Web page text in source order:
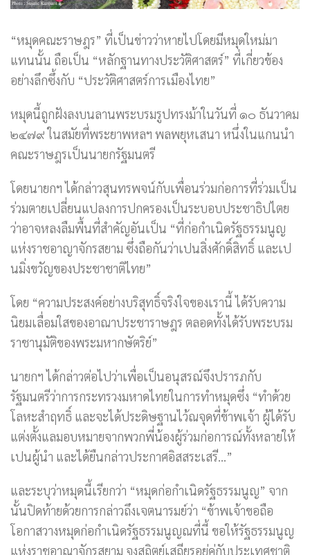
“หมุดคณะราษฎร” ที่เป็นข่าวว่าหายไปโดยมีหมุดใหม่มา
แทนนั้น ถือเป็น “หลักฐานทางประวัติศาสตร์” ที่เกี่ยวข้อง
อย่างลึกซึ้งกับ “ประวัติศาสตร์การเมืองไทย”
หมุดนี้ถูกฝังลงบนลานพระบรมรูปทรงม้าในวันที่ ๑๐ ธันวาคม
๒๔๗๙ ในสมัยที่พระยาพหลฯ พลพยุหเสนา หนึ่งในแกนนำ
คณะราษฎรเป็นนายกรัฐมนตรี
โดยนายกฯ ได้กล่าวสุนทรพจน์กับเพื่อนร่วมก่อการที่ร่วมเป็น
ร่วมตายเปลี่ยนแปลงการปกครองเป็นระบอบประชาธิปไตย
ว่าอาจหลงลืมพื้นที่สำคัญอันเป็น “ที่ก่อกำเนิดรัฐธรรมนูญ
แห่งราชอาญาจักรสยาม ซึ่งถือกันว่าเปนสิ่งศักดิ์สิทธิ์ และเป
นมิ่งขวัญของประชาชาติไทย”
โดย “ความประสงค์อย่างบริสุทธิ์จริงใจของเรานี้ ได้รับความ
นิยมเลื่อมใสของอาณาประชาราษฎร ตลอดทั้งได้รับพระบรม
ราชานุมัติของพระมหากษัตริย์”
นายกฯ ได้กล่าวต่อไปว่าเพื่อเป็นอนุสรณ์จึงปรารภกับ
รัฐมนตรีว่าการกระทรวงมหาดไทยในการทำหมุดซึ่ง “ทำด้วย
โลหะสำฤทธิ์ และจะได้ประดิษฐานไว้ณจุดที่ข้าพเจ้า ผู้ได้รับ
แต่งตั้งแลมอบหมายจากพวกพี่น้องผู้ร่วมก่อการณ์ทั้งหลายให้
เปนผู้นำ และได้ยืนกล่าวประกาศอิสสระเสรี…”
และระบุว่าหมุดนี้เรียกว่า “หมุดก่อกำเนิดรัฐธรรมนูญ” จาก
นั้นปิดท้ายด้วยการกล่าวถึงเจตนารมย์ว่า “ข้าพเจ้าขอถือ
โอกาสวางหมุดก่อกำเนิดรัฐธรรมนูญณที่นี้ ขอให้รัฐธรรมนูญ
แห่งราชอาณาจักรสยาม จงสถิตย์เสถียรอยู่คู่กับประเทศชาติ